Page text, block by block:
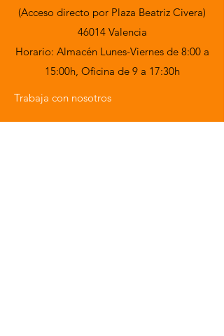
(Acceso directo por Plaza Beatriz Civera)
46014 Valencia
Horario: Almacén Lunes-Viernes de 8:00 a
15:00h, Oficina de 9 a 17:30h
Trabaja con nosotros